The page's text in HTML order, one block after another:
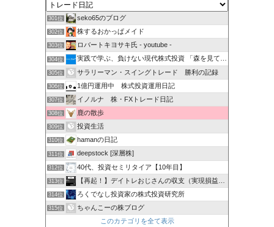
301位 seko65のブログ
302位 株するおかっぱメイド
303位 ロバートキヨサキ氏 - youtube -
304位 実践で学ぶ、負けない現代株式投資 「森を見て、木を見る」
305位 サラリーマン・スイングトレード 勝利の記録
306位 1億円運用中 株式投資運用日記
307位 イノルナ 株・FXトレード日記
308位 鹿の散歩
309位 投資生活
310位 hamanの日記
311位 deepstock [深層株]
312位 40代、投資セミリタイア【10年目】
313位 【再起！】デイトレおじさんの収支（実現損益）報告！
314位 ろくでなし投資家の株式投資研究所
315位
ちゃんこーの株ブログ
このカテゴリを全て表示